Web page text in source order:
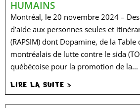
HUMAINS
Montréal, le 20 novembre 2024 –
d’aide aux personnes seules et
(RAPSIM) dont Dopamine, de la Table
montréalais de lutte contre le sida
québécoise pour la promotion de la...
LIRE LA SUITE »